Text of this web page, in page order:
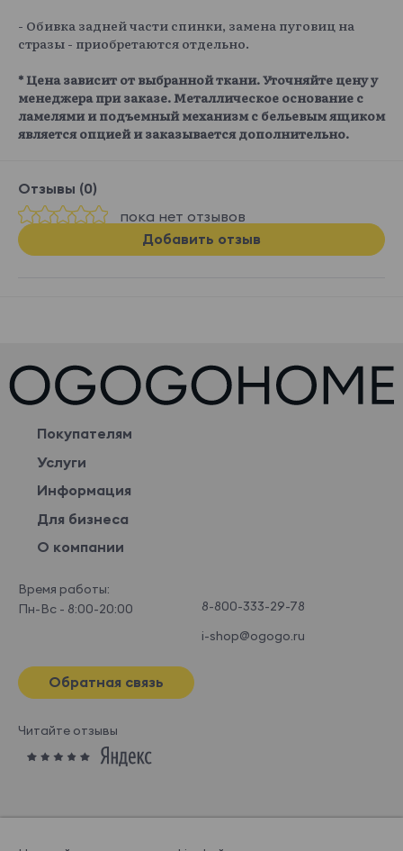
- Обивка задней части спинки, замена пуговиц на
стразы - приобретаются отдельно.
* Цена зависит от выбранной ткани. Уточняйте цену у
менеджера при заказе. Металлическое основание с
ламелями и подъемный механизм с бельевым ящиком
является опцией и заказывается дополнительно.
Отзывы (0)
пока нет отзывов
Добавить отзыв
Покупателям
Услуги
Информация
Для бизнеса
О компании
Время работы:
Пн-Вс - 8:00-20:00
8-800-333-29-78
i-shop@ogogo.ru
Обратная связь
Читайте отзывы